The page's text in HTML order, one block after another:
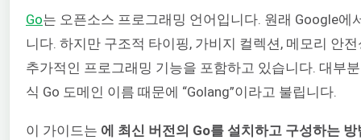
Go는 오픈소스 프로그래밍 언어입니다. 원래 Google에
니다. 하지만 구조적 타이핑, 가비지 컬렉션, 메모리 안
추가적인 프로그래밍 기능을 포함하고 있습니다. 대부
식 Go 도메인 이름 때문에 “Golang”이라고 불립니다.
이 가이드는 에 최신 버전의 Go를 설치하고 구성하는